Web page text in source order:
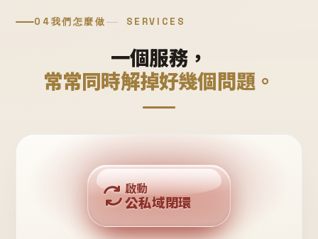
04我們怎麼做 SERVICES
一個服務，
常常同時解掉好幾個問題。
公域流量
私域鐵粉
回購複利
啟動
公私域閉環